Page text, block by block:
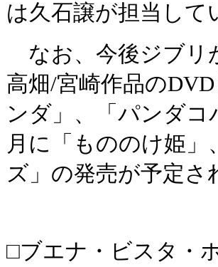
は久石譲が担当して
なお、今後ジブリ
高畑/宮崎作品の
ンダ」、「パンダ
月に「もののけ姫」
ズ」の発売が予定さ
□ブエナ・ビスタ・